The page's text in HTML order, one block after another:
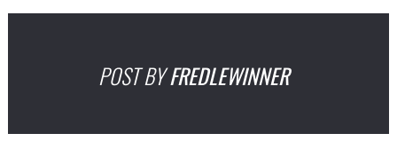
POST BY FREDLEWINNER